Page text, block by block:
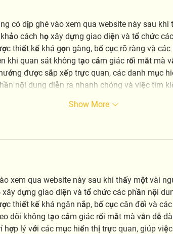
có dịp ghé vào xem qua website này sau
cách họ xây dựng giao diện và tổ chức
thiết kế khá gọn gàng, bố cục rõ ràng và
khi quan sát không tạo cảm giác rối mắt mà
được sắp xếp trực quan, các danh mục
nội dung diễn ra nhanh chóng và việc tìm
Show More
xem qua website này sau khi thấy một vài
dựng giao diện và tổ chức các phần nội
thiết kế khá ngăn nắp, bố cục cân đối và
dõi không tạo cảm giác rối mắt mà vẫn dễ
lý với các mục hiển thị trực quan, giúp